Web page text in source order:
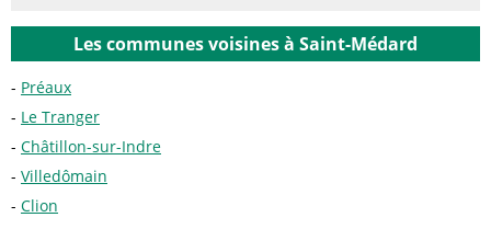
Les communes voisines à Saint-Médard
Préaux
Le Tranger
Châtillon-sur-Indre
Villedômain
Clion